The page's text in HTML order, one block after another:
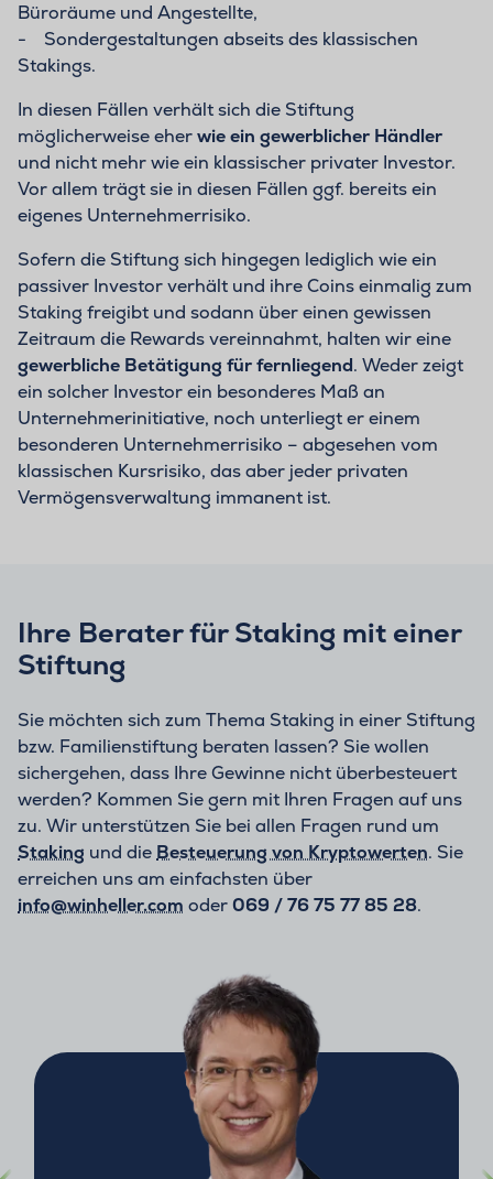
Büroräume und Angestellte,
- Sondergestaltungen abseits des klassischen
Stakings.
In diesen Fällen verhält sich die Stiftung
möglicherweise eherwie ein gewerblicher Händler
und nicht mehr wie ein klassischer privater Investor.
Vor allem trägt sie in diesen Fällen ggf. bereits ein
eigenes Unternehmerrisiko.
Sofern die Stiftung sich hingegen lediglich wie ein
passiver Investor verhält und ihre Coins einmalig zum
Staking freigibt und sodann über einen gewissen
Zeitraum die Rewards vereinnahmt, halten wir eine
gewerbliche Betätigung für fernliegend. Weder zeigt
ein solcher Investor ein besonderes Maß an
Unternehmerinitiative, noch unterliegt er einem
besonderen Unternehmerrisiko – abgesehen vom
klassischen Kursrisiko, das aber jeder privaten
Vermögensverwaltung immanent ist.
Ihre Berater für Staking mit einer
Stiftung
Sie möchten sich zum Thema Staking in einer Stiftung
bzw. Familienstiftung beraten lassen? Sie wollen
sichergehen, dass Ihre Gewinne nicht überbesteuert
werden? Kommen Sie gern mit Ihren Fragen auf uns
zu. Wir unterstützen Sie bei allen Fragen rund um
Staking und die Besteuerung von Kryptowerten. Sie
erreichen uns am einfachsten über
info@winheller.com oder069 / 76 75 77 85 28.